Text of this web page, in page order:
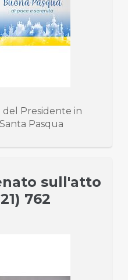
del Presidente in
Pasqua
sull'atto
762